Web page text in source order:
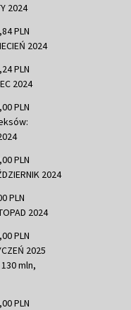
2024
PLN
2024
PLN
2024
PLN
PLN
2024
PLN
2024
PLN
2025
mln,
PLN